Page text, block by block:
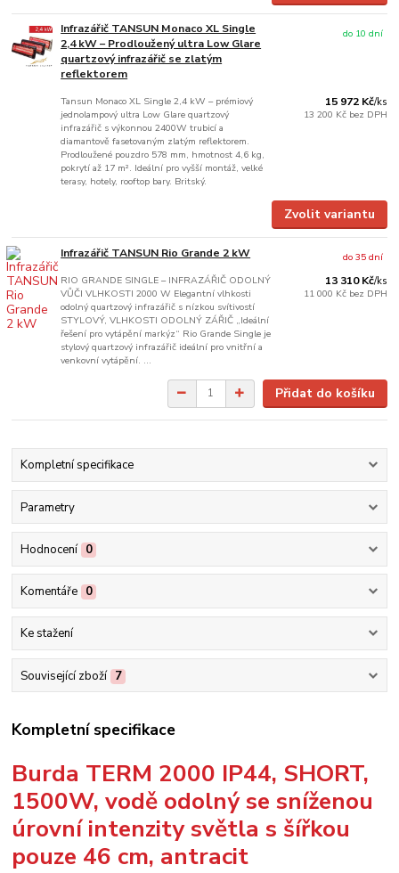
Infrazářič TANSUN Monaco XL Single
2,4 kW – Prodloužený ultra Low Glare
quartzový infrazářič se zlatým
reflektorem
Tansun Monaco XL Single 2,4 kW – prémiový
jednolampový ultra Low Glare quartzový
infrazářič s výkonnou 2400W trubicí a
diamantově fasetovaným zlatým reflektorem.
Prodloužené pouzdro 578 mm, hmotnost 4,6 kg,
pokrytí až 17 m². Ideální pro vyšší montáž, velké
terasy, hotely, rooftop bary. Britský.
15 972 Kč/ks
13 200 Kč bez DPH
do 10 dní
Zvolit variantu
Infrazářič TANSUN Rio Grande 2 kW
RIO GRANDE SINGLE – INFRAZÁŘIČ ODOLNÝ
VŮČI VLHKOSTI 2000 W Elegantní vlhkosti
odolný quartzový infrazářič s nízkou svítivostí
STYLOVÝ, VLHKOSTI ODOLNÝ ZÁŘIČ „Ideální
řešení pro vytápění markýz“ Rio Grande Single je
stylový quartzový infrazářič ideální pro vnitřní a
venkovní vytápění. ...
13 310 Kč/ks
11 000 Kč bez DPH
do 35 dní
Přidat do košíku
Kompletní specifikace
Parametry
Hodnocení 0
Komentáře 0
Ke stažení
Související zboží 7
Kompletní specifikace
Burda TERM 2000 IP44, SHORT,
1500W, vodě odolný se sníženou
úrovní intenzity světla s šířkou
pouze 46 cm, antracit